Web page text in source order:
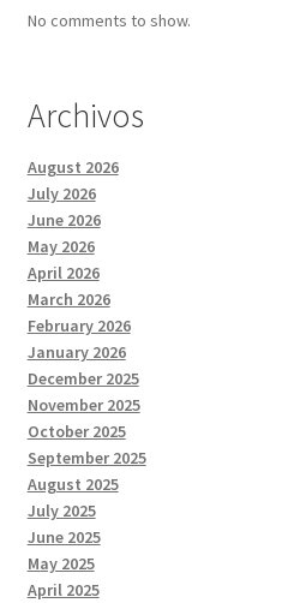
No comments to show.
Archivos
August 2026
July 2026
June 2026
May 2026
April 2026
March 2026
February 2026
January 2026
December 2025
November 2025
October 2025
September 2025
August 2025
July 2025
June 2025
May 2025
April 2025